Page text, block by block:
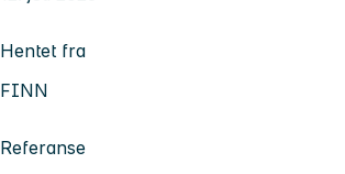
Hentet fra
FINN
Referanse